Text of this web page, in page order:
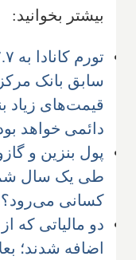
بیشتر بخوانید:
سابق بانک
قیمت‌های زیاد
دائمی خواهد
پول بنزین و
طی یک سال
کسانی می‌رود؟
دو مالیاتی که
اضافه شدند؛